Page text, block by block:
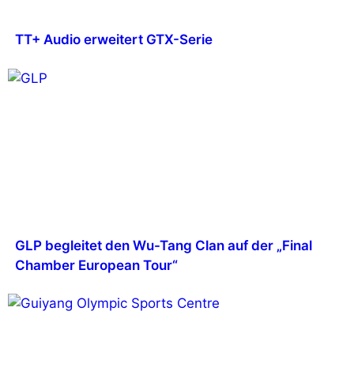
TT+ Audio erweitert GTX-Serie
GLP begleitet den Wu-Tang Clan auf der „Final
Chamber European Tour“